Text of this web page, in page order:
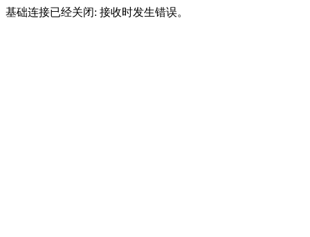
基础连接已经关闭: 接收时发生错误。